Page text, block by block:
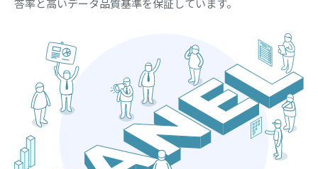
答率と高いデータ品質基準を保証しています。